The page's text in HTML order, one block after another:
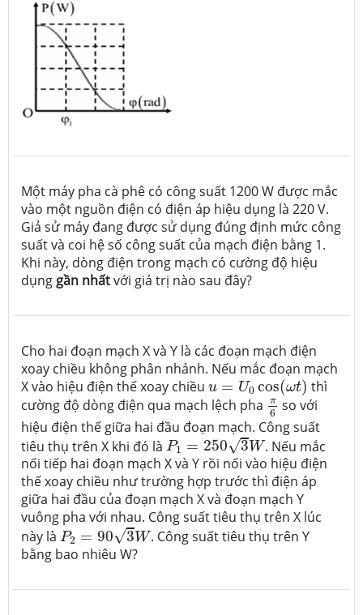
Một máy pha cà phê có công suất 1200 W được mắc
vào một nguồn điện có điện áp hiệu dụng là 220 V.
Giả sử máy đang được sử dụng đúng định mức công
suất và coi hệ số công suất của mạch điện bằng 1.
Khi này, dòng điện trong mạch có cường độ hiệu
dụng gần nhấtvới giá trị nào sau đây?
Cho hai đoạn mạch X và Y là các đoạn mạch điện
xoay chiều không phân nhánh. Nếu mắc đoạn mạch
X vào hiệu điện thế xoay chiều u = U0 cos(ωt)
u=U0cos(ωt)
thì
cường độ dòng điện qua mạch lệch pha
π
6
π6so với
hiệu điện thế giữa hai đầu đoạn mạch. Công suất
tiêu thụ trên X khi đó là P1 = 250√3W
P1 =2503W
. Nếu mắc
nối tiếp hai đoạn mạch X và Y rồi nối vào hiệu điện
thế xoay chiều như trường hợp trước thì điện áp
giữa hai đầu của đoạn mạch X và đoạn mạch Y
vuông pha với nhau. Công suất tiêu thụ trên X lúc
này là P2 = 90√3W
P2= 903W
. Công suất tiêu thụ trên Y
bằng bao nhiêu W?